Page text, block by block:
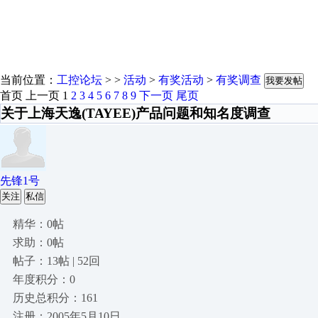
当前位置： 工控论坛 > > 活动 > 有奖活动 > 有奖调查 我要发帖
首页 上一页 1 2 3 4 5 6 7 8 9 下一页 尾页
关于上海天逸(TAYEE)产品问题和知名度调查
先锋1号
关注 私信
精华：0帖
求助：0帖
帖子：13帖 | 52回
年度积分：0
历史总积分：161